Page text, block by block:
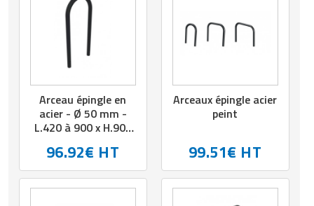
Arceau épingle en
acier - Ø 50 mm -
L.420 à 900 x H.900
choix
96.92€ HT
Arceaux épingle acier
peint
99.51€ HT